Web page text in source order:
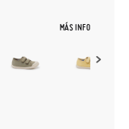
MÁS INFO